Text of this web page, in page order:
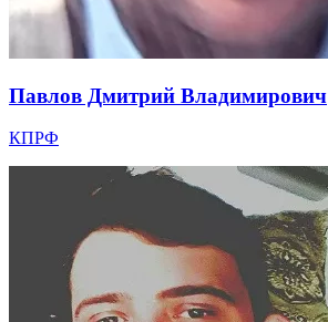
Павлов Дмитрий Владимирович
КПРФ